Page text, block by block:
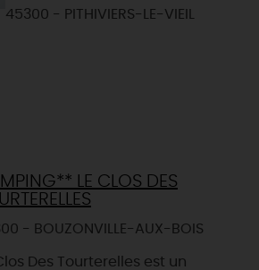
45300 - PITHIVIERS-LE-VIEIL
LE CLOS DES
- BOUZONVILLE-AUX-BOIS
Des Tourterelles est un